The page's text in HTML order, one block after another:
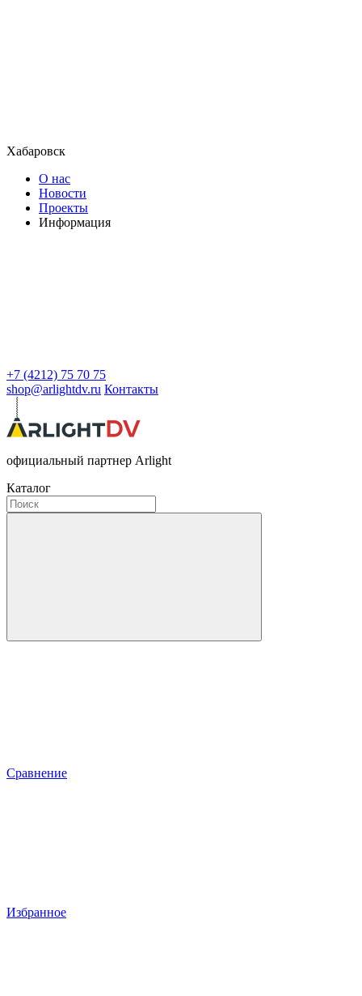
Хабаровск
О нас
Новости
Проекты
Информация
+7 (4212) 75 70 75
shop@arlightdv.ru Контакты
официальный партнер Arlight
Каталог
Сравнение
Избранное